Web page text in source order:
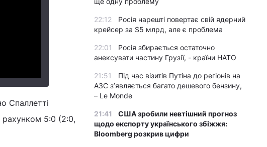
Спаллетті
рахунком 5:0 (2:0,
22:12
Росія нарешті повертає свій ядерний
крейсер за $5 млрд, але є проблема
22:01
Росія збирається остаточно
анексувати частину Грузії, - країни НАТО
21:51
Під час візитів Путіна до регіонів на
АЗС з’являється багато дешевого бензину,
– Le Monde
21:41
США зробили невтішний прогноз
щодо експорту українського збіжжя:
Bloomberg розкрив цифри